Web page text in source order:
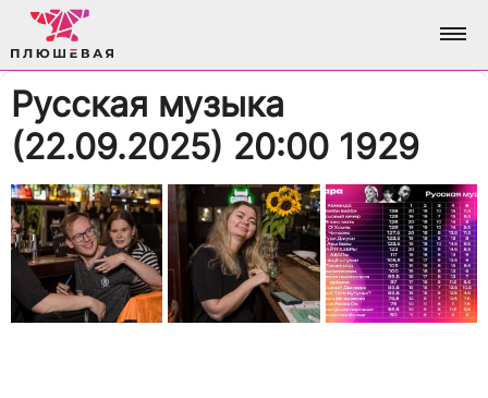
ФОТО
АЛЬБОМЫ
ВСЕ ФОТО
О НАС
АНАЛИТИКА
ДОСТИЖЕНИЯ
ВХОД / РЕГИСТРАЦИЯ
Русская музыка
(22.09.2025) 20:00 1929